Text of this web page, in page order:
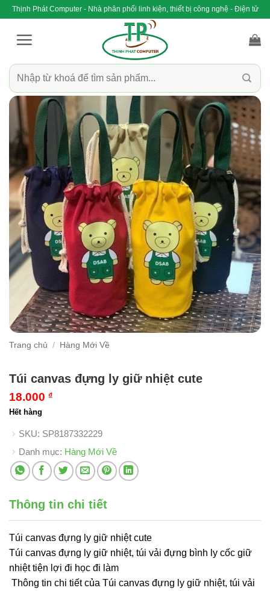
qua
Thịnh Phát Computer - Nhà phân phối linh kiện, thiết bị công nghệ - Điện tử
Tìm
kiếm:
Trang chủ / Hàng Mới Về
Túi canvas đựng ly giữ nhiệt cute
18.000 ₫
Hết hàng
SKU: SP8187332229
Danh mục: Hàng Mới Về
Thông tin chi tiết
Túi canvas đựng ly giữ nhiệt cute
Túi canvas đựng ly giữ nhiệt, túi vải đựng bình ly cốc giữ
nhiệt tiện lợi đi học đi làm
Thông tin chi tiết của Túi canvas đựng ly giữ nhiệt, túi vải